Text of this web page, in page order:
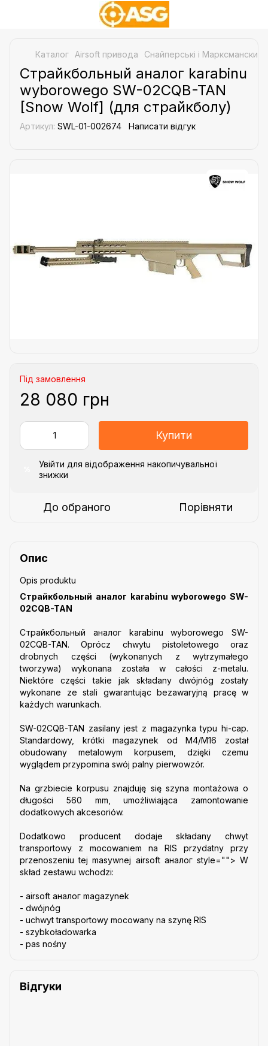
Каталог Airsoft привода Снайперські і Марксманские
Страйкбольный аналог karabinu
wyborowego SW-02CQB-TAN
[Snow Wolf] (для страйкболу)
Артикул: SWL-01-002674 Написати відгук
Під замовлення
28 080 грн
Купити
Увійти для відображення накопичувальної
знижки
До обраного Порівняти
Опис
Opis produktu
Страйкбольный аналог karabinu wyborowego SW-
02CQB-TAN
Страйкбольный аналог karabinu wyborowego SW-
02CQB-TAN. Oprócz chwytu pistoletowego oraz
drobnych części (wykonanych z wytrzymałego
tworzywa) wykonana została w całości z-metalu.
Niektóre części takie jak składany dwójnóg zostały
wykonane ze stali gwarantując bezawaryjną pracę w
każdych warunkach.
SW-02CQB-TAN zasilany jest z magazynka typu hi-cap.
Standardowy, krótki magazynek od M4/M16 został
obudowany metalowym korpusem, dzięki czemu
wyglądem przypomina swój palny pierwowzór.
Na grzbiecie korpusu znajduję się szyna montażowa o
długości 560 mm, umożliwiająca zamontowanie
dodatkowych akcesoriów.
Dodatkowo producent dodaje składany chwyt
transportowy z mocowaniem na RIS przydatny przy
przenoszeniu tej masywnej airsoft аналог style=""> W
skład zestawu wchodzi:
- airsoft аналог magazynek
- dwójnóg
- uchwyt transportowy mocowany na szynę RIS
- szybkoładowarka
- pas nośny
Відгуки